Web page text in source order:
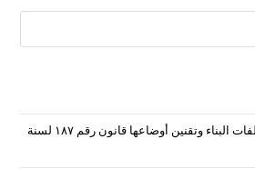
قانون التصالح في بعض مخالفات البناء وتقنين أوضاعها قانون رقم ۱۸۷ لسنة